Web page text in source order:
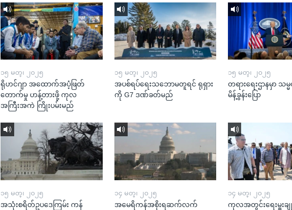
၁၅ မတ္၊ ၂၀၂၅
ရိုဟင်ဂျာ အထောက်အပံ့ဖြတ်
တောက်မှု ဟန့်တားဖို့ ကုလ
အကြီးအကဲ ကြိုးပမ်းမည်
၁၅ မတ္၊ ၂၀၂၅
အပစ်ရပ်ရေးသဘောမတူရင် ရုရှား
ကို G7 ဒဏ်ခတ်မည်
၁၅ မတ္၊ ၂၀၂၅
တရားရေးဌာနမှာ သမ္
မိန့်ခွန်းပြော
၁၅ မတ္၊ ၂၀၂၅
အသုံးစရိတ်ဥပဒေကြမ်း ကန်
၁၄ မတ္၊ ၂၀၂၅
အမေရိကန်အစိုးရဆက်လက်
၁၄ မတ္၊ ၂၀၂၅
ကုလအတွင်းရေးမှူးချု